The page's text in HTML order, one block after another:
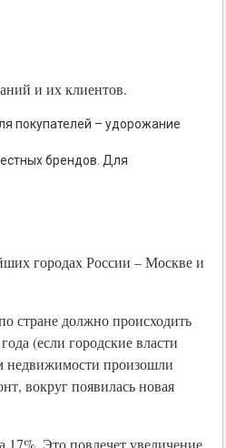
и их клиентов.
покупателей – удорожание
брендов. Для
городах России – Москве и
стране должно происходить
(если городские власти
недвижимости произошли
вокруг появилась новая
17%. Это повлечет увеличение